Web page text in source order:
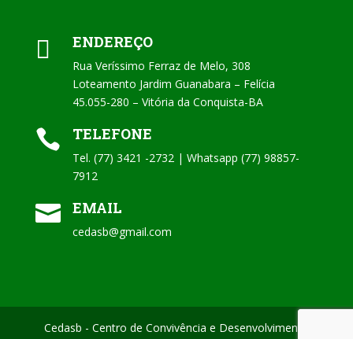
 ENDEREÇO
Rua Veríssimo Ferraz de Melo, 308
Loteamento Jardim Guanabara – Felícia
45.055-280 – Vitória da Conquista-BA
 TELEFONE
Tel. (77) 3421 -2732 | Whatsapp (77) 98857-
7912
 EMAIL
cedasb@gmail.com
Cedasb - Centro de Convivência e Desenvolvimento